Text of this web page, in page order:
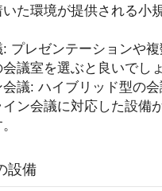
た環境が提供される小
: プレゼンテーションや
議室を選ぶと良いでしょ
議: ハイブリッド型の
ン会議に対応した設備
設備